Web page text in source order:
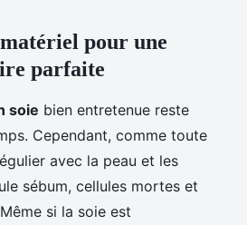
pour une
parfaite
soie bien entretenue reste
Cependant, comme toute
avec la peau et les
sébum, cellules mortes et
si la soie est